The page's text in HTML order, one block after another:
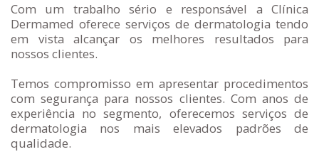
Com um trabalho sério e responsável a Clínica
Dermamed oferece serviços de dermatologia tendo
em vista alcançar os melhores resultados para
nossos clientes.
Temos compromisso em apresentar procedimentos
com segurança para nossos clientes. Com anos de
experiência no segmento, oferecemos serviços de
dermatologia nos mais elevados padrões de
qualidade.